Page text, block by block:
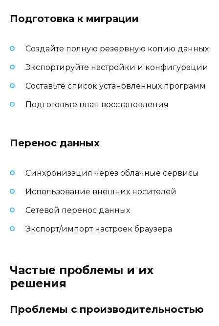
Подготовка к миграции
Создайте полную резервную копию данных
Экспортируйте настройки и конфигурации
Составьте список установленных программ
Подготовьте план восстановления
Перенос данных
Синхронизация через облачные сервисы
Использование внешних носителей
Сетевой перенос данных
Экспорт/импорт настроек браузера
Частые проблемы и их
решения
Проблемы с производительностью